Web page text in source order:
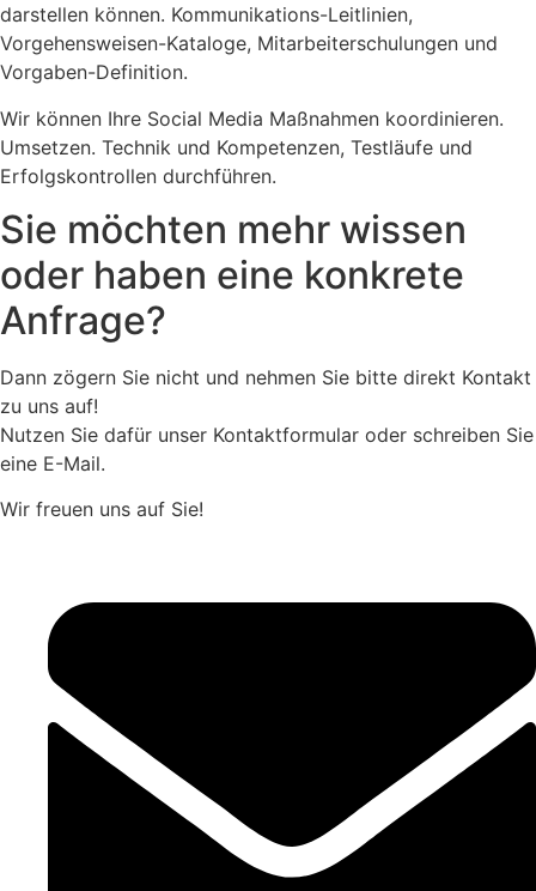
darstellen können. Kommunikations-Leitlinien,
Vorgehensweisen-Kataloge, Mitarbeiterschulungen und
Vorgaben-Definition.
Wir können Ihre Social Media Maßnahmen koordinieren.
Umsetzen. Technik und Kompetenzen, Testläufe und
Erfolgskontrollen durchführen.
Sie möchten mehr wissen
oder haben eine konkrete
Anfrage?
Dann zögern Sie nicht und nehmen Sie bitte direkt Kontakt
zu uns auf!
Nutzen Sie dafür unser Kontaktformular oder schreiben Sie
eine E-Mail.
Wir freuen uns auf Sie!